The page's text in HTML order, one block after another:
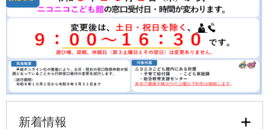
新着情報